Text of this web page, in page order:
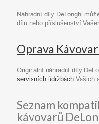
Náhradní díly DeLonghi
dílu nebo příslušenství
Oprava
Originální náhradní díly
servisních údržbách Vašich
Seznam
kávovarů